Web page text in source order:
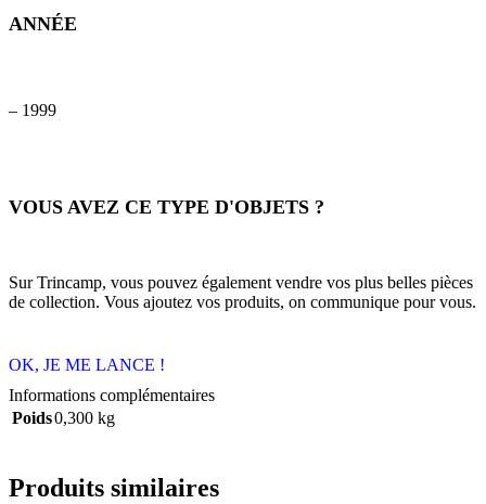
ANNÉE
– 1999
VOUS AVEZ CE TYPE D'OBJETS ?
Sur Trincamp, vous pouvez également vendre vos plus belles pièces
de collection. Vous ajoutez vos produits, on communique pour vous.
OK, JE ME LANCE !
Informations complémentaires
Poids0,300 kg
Produits similaires